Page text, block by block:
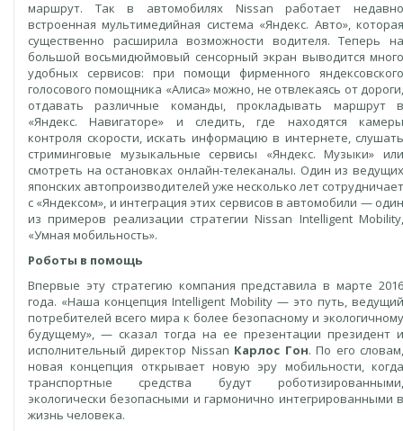
маршрут. Так в автомобилях Nissan работает недавно
встроенная мультимедийная система «Яндекс. Авто», которая
существенно расширила возможности водителя. Теперь на
большой восьмидюймовый сенсорный экран выводится много
удобных сервисов: при помощи фирменного яндексовского
голосового помощника «Алиса» можно, не отвлекаясь от дороги,
отдавать различные команды, прокладывать маршрут в
«Яндекс. Навигаторе» и следить, где находятся камеры
контроля скорости, искать информацию в интернете, слушать
стриминговые музыкальные сервисы «Яндекс. Музыки» или
смотреть на остановках онлайн-телеканалы. Один из ведущих
японских автопроизводителей уже несколько лет сотрудничает
с «Яндексом», и интеграция этих сервисов в автомобили — один
из примеров реализации стратегии Nissan Intelligent Mobility,
«Умная мобильность».
Роботы в помощь
Впервые эту стратегию компания представила в марте 2016
года. «Наша концепция Intelligent Mobility — это путь, ведущий
потребителей всего мира к более безопасному и экологичному
будущему», — сказал тогда на ее презентации президент и
исполнительный директор Nissan Карлос Гон. По его
новая концепция открывает новую эру мобильности, когда
транспортные средства будут роботизированными,
экологически безопасными и гармонично интегрированными в
жизнь человека.